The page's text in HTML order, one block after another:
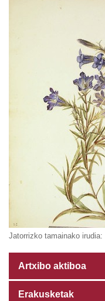
Jatorrizko tamainako irudia:
Artxibo aktiboa
Erakusketak